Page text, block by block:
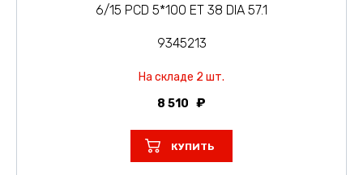
6/15 PCD 5*100 ET 38 DIA 57.1
9345213
На складе 2 шт.
8 510
КУПИТЬ